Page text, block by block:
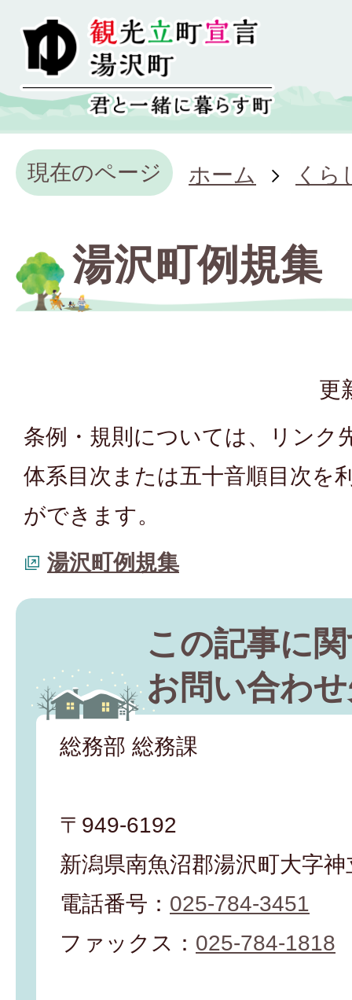
現在のページ ホーム くら
湯沢町例規集
更
条例・規則については、リンク
体系目次または五十音順目次を
ができます。
湯沢町例規集
この記事に
お問い合わ
総務部 総務課
〒949-6192
新潟県南魚沼郡湯沢町大字
電話番号： 025-784-3451
ファックス： 025-784-1818